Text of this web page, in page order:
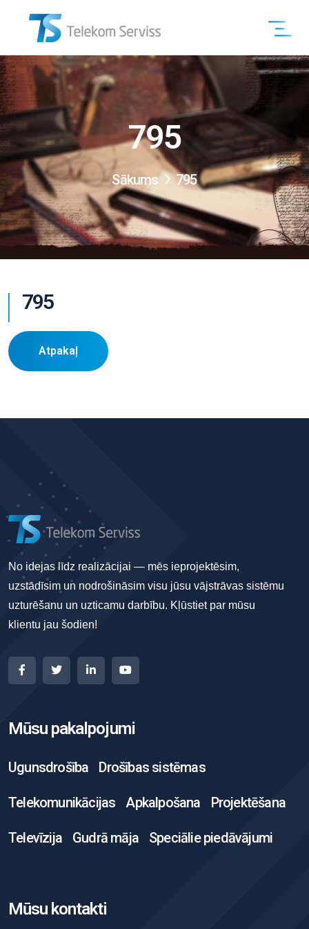
795
Sākums 795
795
Atpakaļ
No idejas līdz realizācijai — mēs ieprojektēsim,
uzstādīsim un nodrošināsim visu jūsu vājstrāvas sistēmu
uzturēšanu un uzticamu darbību. Kļūstiet par mūsu
klientu jau šodien!
Mūsu pakalpojumi
Ugunsdrošība Drošības sistēmas
Telekomunikācijas Apkalpošana Projektēšana
Televīzija Gudrā māja Speciālie piedāvājumi
Mūsu kontakti